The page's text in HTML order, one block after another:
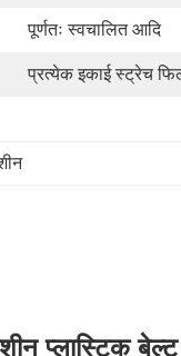
पूर्णतः स्वचालित आदि
प्रत्येक इकाई स्ट्रेच
प्लास्टिक